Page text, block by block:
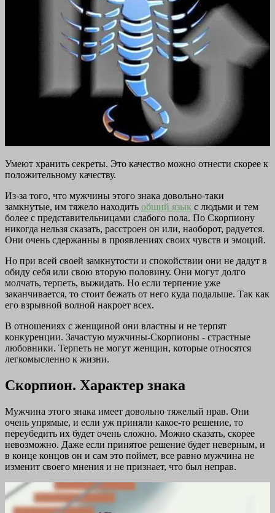
Умеют хранить секреты. Это качество можно отнести скорее к
положительному качеству.
Из-за того, что мужчины этого знака довольно-таки
замкнутые, им тяжело находить общий язык с людьми и тем
более с представительницами слабого пола. По Скорпиону
никогда нельзя сказать, расстроен он или, наоборот, радуется.
Они очень сдержанны в проявлениях своих чувств и эмоций.
Но при всей своей замкнутости и спокойствии они не дадут в
обиду себя или свою вторую половину. Они могут долго
молчать, терпеть, выжидать. Но если терпение уже
заканчивается, то стоит бежать от него куда подальше. Так как
его взрывной волной накроет всех.
В отношениях с женщиной они властны и не терпят
конкуренции. Зачастую мужчины-Скорпионы - страстные
любовники. Терпеть не могут женщин, которые относятся
легкомысленно к жизни.
Скорпион. Характер знака
Мужчина этого знака имеет довольно тяжелый нрав. Они
очень упрямые, и если уж приняли какое-то решение, то
переубедить их будет очень сложно. Можно сказать, скорее
невозможно. Даже если принятое решение будет неверным, и
в конце концов он и сам это поймет, все равно мужчина не
изменит своего мнения и не признает, что был неправ.